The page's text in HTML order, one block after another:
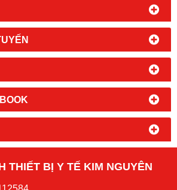
THIẾT BỊ Y TẾ KIM NGUYÊN